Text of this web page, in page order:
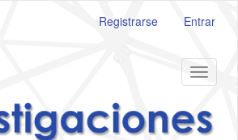
Registrarse Entrar
Toggle